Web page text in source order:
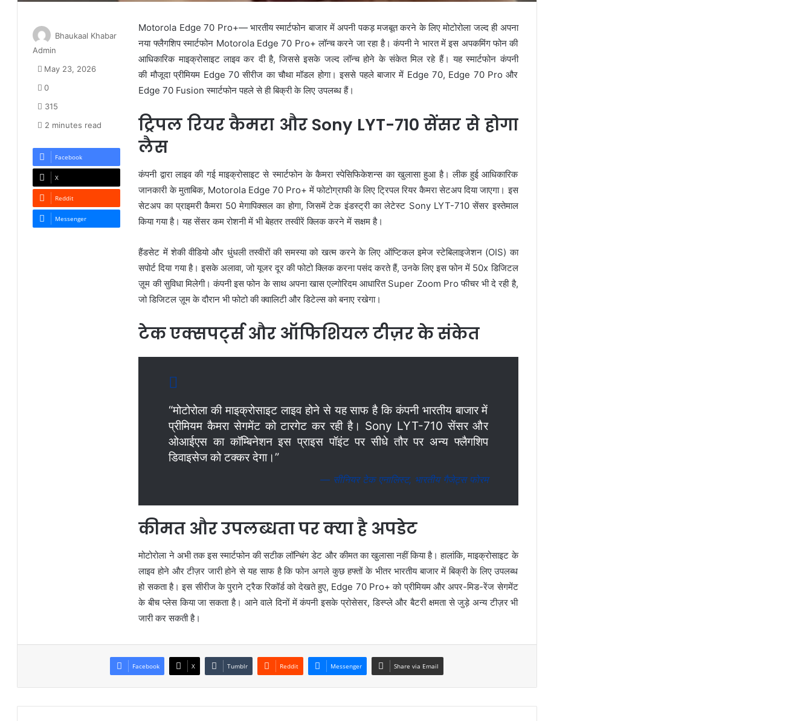
Motorola Edge 70 Pro+— भारतीय स्मार्टफोन बाजार में अपनी पकड़ मजबूत करने के लिए मोटोरोला जल्द ही अपना
नया फ्लैगशिप स्मार्टफोन Motorola Edge 70 Pro+ लॉन्च करने जा रहा है। कंपनी ने भारत में इस अपकमिंग फोन की
आधिकारिक माइक्रोसाइट लाइव कर दी है, जिससे इसके जल्द लॉन्च होने के संकेत मिल रहे हैं। यह स्मार्टफोन कंपनी
की मौजूदा प्रीमियम Edge 70 सीरीज का चौथा मॉडल होगा। इससे पहले बाजार में Edge 70, Edge 70 Pro और
Edge 70 Fusion स्मार्टफोन पहले से ही बिक्री के लिए उपलब्ध हैं।
ट्रिपल रियर कैमरा और Sony LYT-710 सेंसर से होगा
लैस
कंपनी द्वारा लाइव की गई माइक्रोसाइट से स्मार्टफोन के कैमरा स्पेसिफिकेशन्स का खुलासा हुआ है। लीक हुई आधिकारिक
जानकारी के मुताबिक, Motorola Edge 70 Pro+ में फोटोग्राफी के लिए ट्रिपल रियर कैमरा सेटअप दिया जाएगा। इस
सेटअप का प्राइमरी कैमरा 50 मेगापिक्सल का होगा, जिसमें टेक इंडस्ट्री का लेटेस्ट Sony LYT-710 सेंसर इस्तेमाल
किया गया है। यह सेंसर कम रोशनी में भी बेहतर तस्वीरें क्लिक करने में सक्षम है।
हैंडसेट में शेकी वीडियो और धुंधली तस्वीरों की समस्या को खत्म करने के लिए ऑप्टिकल इमेज स्टेबिलाइजेशन (OIS) का
सपोर्ट दिया गया है। इसके अलावा, जो यूजर दूर की फोटो क्लिक करना पसंद करते हैं, उनके लिए इस फोन में 50x डिजिटल
ज़ूम की सुविधा मिलेगी। कंपनी इस फोन के साथ अपना खास एल्गोरिदम आधारित Super Zoom Pro फीचर भी दे रही है,
जो डिजिटल ज़ूम के दौरान भी फोटो की क्वालिटी और डिटेल्स को बनाए रखेगा।
टेक एक्सपर्ट्स और ऑफिशियल टीज़र के संकेत
“मोटोरोला की माइक्रोसाइट लाइव होने से यह साफ है कि कंपनी भारतीय बाजार में
प्रीमियम कैमरा सेगमेंट को टारगेट कर रही है। Sony LYT-710 सेंसर और
ओआईएस का कॉम्बिनेशन इस प्राइस पॉइंट पर सीधे तौर पर अन्य फ्लैगशिप
डिवाइसेज को टक्कर देगा।”
— सीनियर टेक एनालिस्ट, भारतीय गैजेट्स फोरम
कीमत और उपलब्धता पर क्या है अपडेट
मोटोरोला ने अभी तक इस स्मार्टफोन की सटीक लॉन्चिंग डेट और कीमत का खुलासा नहीं किया है। हालांकि, माइक्रोसाइट के
लाइव होने और टीज़र जारी होने से यह साफ है कि फोन अगले कुछ हफ्तों के भीतर भारतीय बाजार में बिक्री के लिए उपलब्ध
हो सकता है। इस सीरीज के पुराने ट्रैक रिकॉर्ड को देखते हुए, Edge 70 Pro+ को प्रीमियम और अपर-मिड-रेंज सेगमेंट
के बीच प्लेस किया जा सकता है। आने वाले दिनों में कंपनी इसके प्रोसेसर, डिस्प्ले और बैटरी क्षमता से जुड़े अन्य टीज़र भी
जारी कर सकती है।
Bhaukaal Khabar
Admin
May 23, 2026
0
315
2 minutes read
Facebook
X
Reddit
Messenger
Facebook X Tumblr Reddit Messenger Share via Email